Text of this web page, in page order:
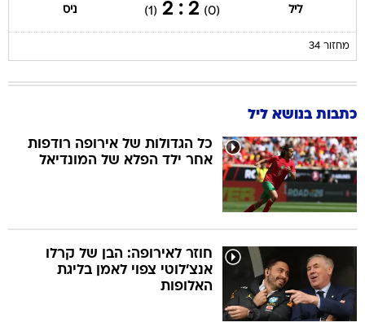
ליל (0)
2 : 2
(1) ניס
מחזור 34
כתבות בנושא ליל
כל הגדולות של אירופה רודפות
אחר ילד הפלא של המונדיאל
חוזר לאירופה: הבן של קרלו
אנצ'לוטי צפוי לאמן בליגת
האלופות